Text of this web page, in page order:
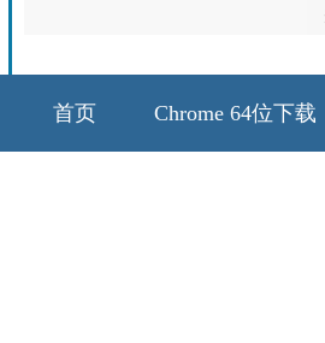
首页 Chrome 64位下载